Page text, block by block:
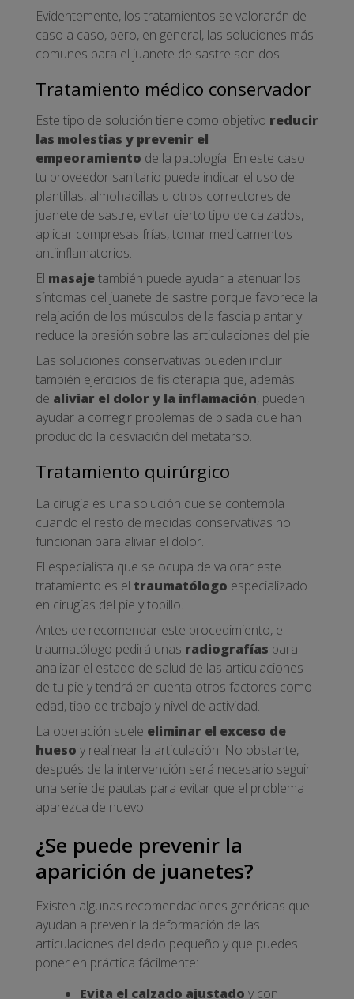
Evidentemente, los tratamientos se valorarán de
caso a caso, pero, en general, las soluciones más
comunes para el juanete de sastre son dos.
Tratamiento médico conservador
Este tipo de solución tiene como objetivo reducir
las molestias y prevenir el
empeoramiento de la patología. En este caso
tu proveedor sanitario puede indicar el uso de
plantillas, almohadillas u otros correctores de
juanete de sastre, evitar cierto tipo de calzados,
aplicar compresas frías, tomar medicamentos
antiinflamatorios.
El masajetambién puede ayudar a atenuar los
síntomas del juanete de sastre porque favorece la
relajación de los músculos de la fascia plantary
reduce la presión sobre las articulaciones del pie.
Las soluciones conservativas pueden incluir
también ejercicios de fisioterapia que, además
de aliviar el dolor y la inflamación, pueden
ayudar a corregir problemas de pisada que han
producido la desviación del metatarso.
Tratamiento quirúrgico
La cirugía es una solución que se contempla
cuando el resto de medidas conservativas no
funcionan para aliviar el dolor.
El especialista que se ocupa de valorar este
tratamiento es el traumatólogo especializado
en cirugías del pie y tobillo.
Antes de recomendar este procedimiento, el
traumatólogo pedirá unas radiografías para
analizar el estado de salud de las articulaciones
de tu pie y tendrá en cuenta otros factores como
edad, tipo de trabajo y nivel de actividad.
La operación suele eliminar el exceso de
hueso y realinear la articulación. No obstante,
después de la intervención será necesario seguir
una serie de pautas para evitar que el problema
aparezca de nuevo.
¿Se puede prevenir la
aparición de juanetes?
Existen algunas recomendaciones genéricas que
ayudan a prevenir la deformación de las
articulaciones del dedo pequeño y que puedes
poner en práctica fácilmente:
Evita el calzado ajustado y con